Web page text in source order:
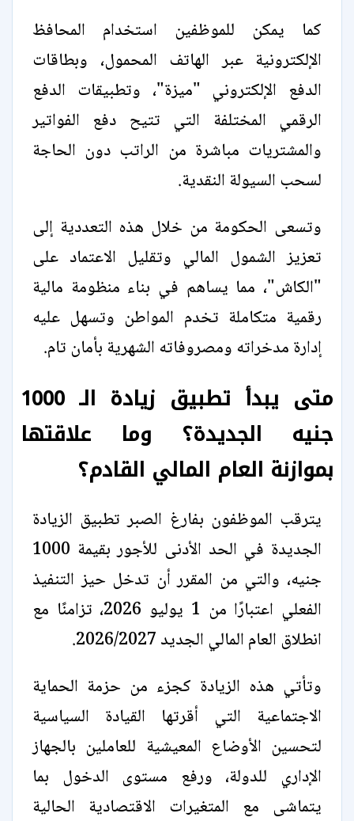
كما يمكن للموظفين استخدام المحافظ
الإلكترونية عبر الهاتف المحمول، وبطاقات
الدفع الإلكتروني "ميزة"، وتطبيقات الدفع
الرقمي المختلفة التي تتيح دفع الفواتير
والمشتريات مباشرة من الراتب دون الحاجة
لسحب السيولة النقدية.
وتسعى الحكومة من خلال هذه التعددية إلى
تعزيز الشمول المالي وتقليل الاعتماد على
"الكاش"، مما يساهم في بناء منظومة مالية
رقمية متكاملة تخدم المواطن وتسهل عليه
إدارة مدخراته ومصروفاته الشهرية بأمان تام.
متى يبدأ تطبيق زيادة الـ 1000
جنيه الجديدة؟ وما علاقتها
بموازنة العام المالي القادم؟
يترقب الموظفون بفارغ الصبر تطبيق الزيادة
الجديدة في الحد الأدنى للأجور بقيمة 1000
جنيه، والتي من المقرر أن تدخل حيز التنفيذ
الفعلي اعتبارًا من 1 يوليو 2026، تزامنًا مع
انطلاق العام المالي الجديد 2026/2027.
وتأتي هذه الزيادة كجزء من حزمة الحماية
الاجتماعية التي أقرتها القيادة السياسية
لتحسين الأوضاع المعيشية للعاملين بالجهاز
الإداري للدولة، ورفع مستوى الدخول بما
يتماشى مع المتغيرات الاقتصادية الحالية